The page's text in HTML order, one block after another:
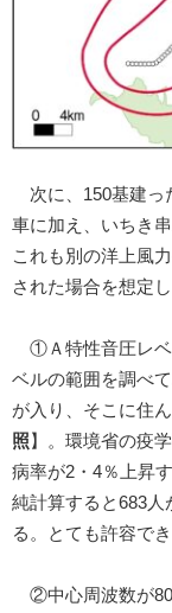
次に、150基建っ
車に加え、いちき
これも別の洋上風
された場合を想定し
①Ａ特性音圧レベ
ベルの範囲を調べ
が入り、そこに住
照 】。環境省の疫
病率が2・4％上昇
純計算すると683人
る。とても許容で
②中心周波数が80